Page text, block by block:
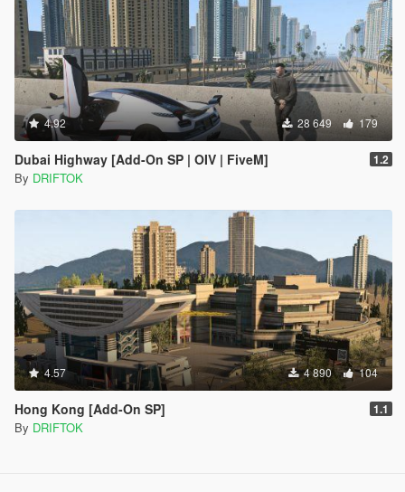
4.92 28 649 179
Dubai Highway [Add-On SP | OIV | FiveM] 1.2
By DRIFTOK
4.57 4 890 104
Hong Kong [Add-On SP] 1.1
By DRIFTOK